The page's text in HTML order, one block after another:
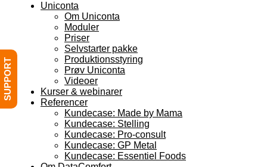
Uniconta
Om Uniconta
Moduler
Priser
Selvstarter pakke
Produktionsstyring
Prøv Uniconta
Videoer
Kurser & webinarer
Referencer
Kundecase: Made by Mama
Kundecase: Stelling
Kundecase: Pro-consult
Kundecase: GP Metal
Kundecase: Essentiel Foods
SUPPORT